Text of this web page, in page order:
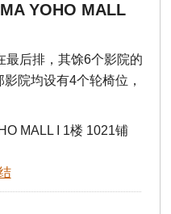
YOHO MALL
最后排，其馀6个影院的
院均设有4个轮椅位，
MALL I 1楼 1021铺